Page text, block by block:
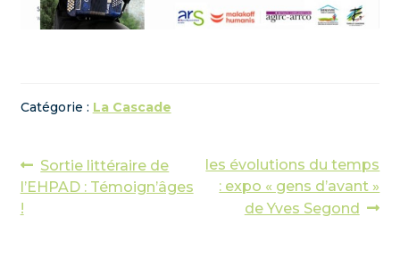
Catégorie : La Cascade
Navigation
de
l’article
Article
précédent :
Sortie littéraire de
l’EHPAD : Témoign’âges
!
Article
suivant :
les évolutions du temps
: expo « gens d’avant »
de Yves Segond